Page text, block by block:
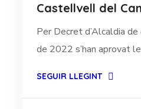
Castellvell del
Per Decret d’Alcaldia
de 2022 s’han aprovat
SEGUIR LLEGINT